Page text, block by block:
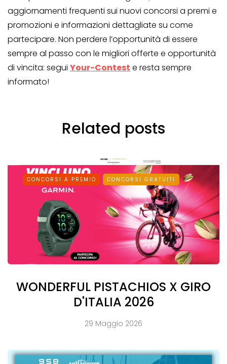
aggiornamenti frequenti sui nuovi concorsi a premi e
promozioni e informazioni dettagliate su come
partecipare. Non perdere l’opportunità di essere
sempre al passo con le migliori offerte e opportunità
di vincita: segui Your-Contest e resta sempre
informato!
Related posts
CONCORSI A PREMIO CONCORSI GRATUITI
WONDERFUL PISTACHIOS X GIRO
D'ITALIA 2026
29 Maggio 2026